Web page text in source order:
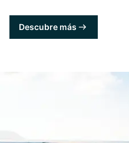
Descubre más